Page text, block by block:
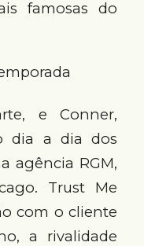
famosas do
e Conner,
dia a dia dos
agência RGM,
Trust Me
com o cliente
a rivalidade